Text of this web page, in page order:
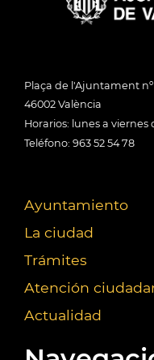
Plaça de l'Ajuntament nº
46002 València
Horarios: lunes a viernes
Teléfono: 963 52 54 78
Ayuntamiento
La ciudad
Trámites
Atención
Actualidad